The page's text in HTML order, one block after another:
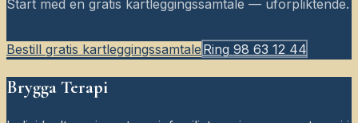
Start med en gratis kartleggingssamtale — uforpliktende.
Bestill gratis kartleggingssamtale Ring 98 63 12 44
Brygga Terapi